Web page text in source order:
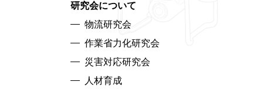
研究会について
物流研究会
作業省力化研究会
災害対応研究会
人材育成